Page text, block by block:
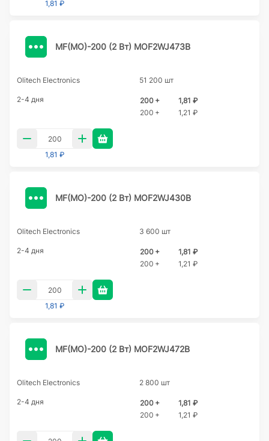
1,81 ₽
MF(MO)-200 (2 Вт) MOF2WJ473B
Olitech Electronics 51 200 шт
2-4 дня 200 +
1,81 ₽
200 +
1,21 ₽
1,81 ₽
MF(MO)-200 (2 Вт) MOF2WJ430B
Olitech Electronics 3 600 шт
2-4 дня 200 +
1,81 ₽
200 +
1,21 ₽
1,81 ₽
MF(MO)-200 (2 Вт) MOF2WJ472B
Olitech Electronics 2 800 шт
2-4 дня 200 +
1,81 ₽
200 +
1,21 ₽